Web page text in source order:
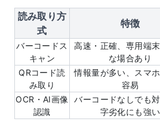
読み取り方
式
特徴
バーコードス
キャン
高速・正確、専用端
な場合あり
QRコード読
み取り
情報量が多い、スマ
容易
OCR・AI画像
認識
バーコードなしでも
字劣化にも強い